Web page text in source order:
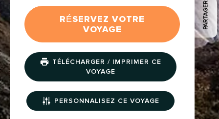
PARTAGER
RÉSERVEZ VOTRE
VOYAGE
TÉLÉCHARGER / IMPRIMER CE
VOYAGE
PERSONNALISEZ CE VOYAGE